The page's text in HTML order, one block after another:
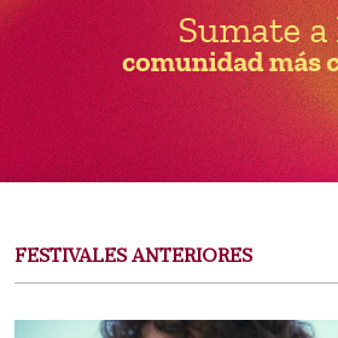
FESTIVALES ANTERIORES